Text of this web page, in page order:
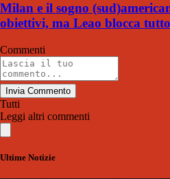
Milan e il sogno
obiettivi, ma Leao blocca tutto
Commenti
Invia Commento
Tutti
Leggi altri commenti
Ultime Notizie